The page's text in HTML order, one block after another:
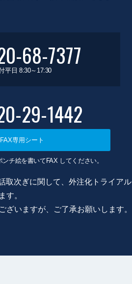
68-7377
平日 8:30～17:30
29-1442
FAX専用シート
チ絵を書いてFAX してください。
取次ぎに関して、外注化トライアル
す。
ざいますが、ご了承お願いします。